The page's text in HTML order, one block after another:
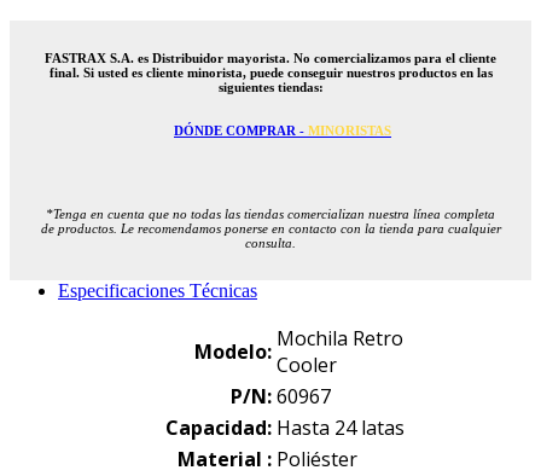
FASTRAX S.A. es Distribuidor mayorista. No comercializamos para el cliente
final. Si usted es cliente minorista, puede conseguir nuestros productos en las
siguientes tiendas:
DÓNDE COMPRAR - MINORISTAS
*Tenga en cuenta que no todas las tiendas comercializan nuestra línea completa
de productos. Le recomendamos ponerse en contacto con la tienda para cualquier
consulta.
Especificaciones Técnicas
Modelo: Mochila Retro
Cooler
P/N: 60967
Capacidad: Hasta 24 latas
Material : Poliéster